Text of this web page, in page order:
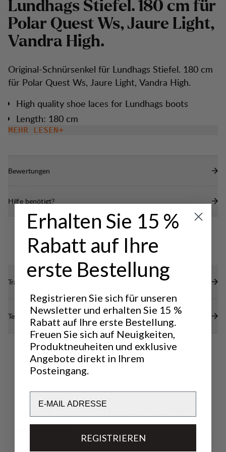
Lundhags Stiefel. 180 cm für
Polar Quest Ws, Jaure Light,
Vandra High.
Original-Schnürsenkel für Lundhags Stiefel. 180 cm
für Polar Quest Ws, Jaure Light, Vandra High.
High quality shoe laces for Lundhags boots
Length: 180 cm
MEHR LESEN
Bewertungen
Hilfe benötigt?
Transparenz
Technische Daten
as könnte Ihnen auch
Erhalten Sie 15 %
Rabatt auf Ihre
erste Bestellung
Registrieren Sie sich für unseren
Newsletter und erhalten Sie 15 %
Rabatt auf Ihre erste Bestellung.
Freuen Sie sich auf Neuigkeiten,
Produktneuheiten und exklusive
Angebote direkt in Ihrem
Posteingang.
REGISTRIEREN